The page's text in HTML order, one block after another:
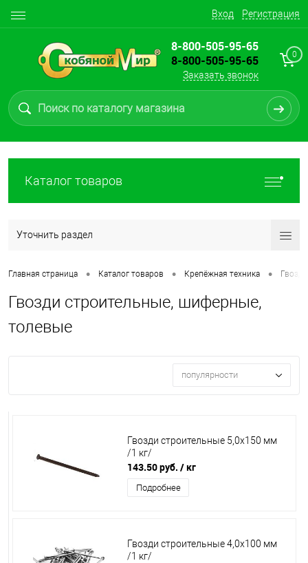
Вход Регистрация
8-800-505-95-65
8-800-505-95-65
Заказать звонок
0
Каталог товаров
Уточнить раздел
Главная страница • Каталог товаров • Крепёжная техника • Гвозди
Гвозди строительные, шиферные,
толевые
популярности
Гвозди строительные 5,0х150 мм
/1 кг/
143.50 руб. / кг
Подробнее
Гвозди строительные 4,0х100 мм
/1 кг/